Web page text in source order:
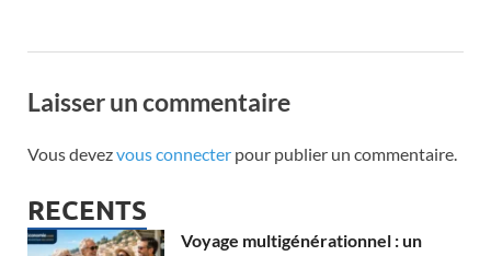
Laisser un commentaire
Vous devezvous connecter pour publier un commentaire.
RECENTS
Voyage multigénérationnel : un